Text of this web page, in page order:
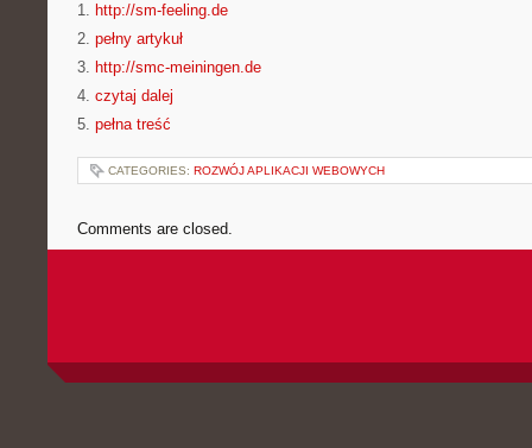
1. http://sm-feeling.de
2. pełny artykuł
3. http://smc-meiningen.de
4. czytaj dalej
5. pełna treść
CATEGORIES: ROZWÓJ APLIKACJI WEBOWYCH
Comments are closed.